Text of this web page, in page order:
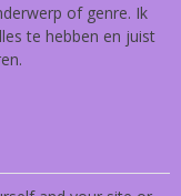
of genre. Ik
te hebben en juist